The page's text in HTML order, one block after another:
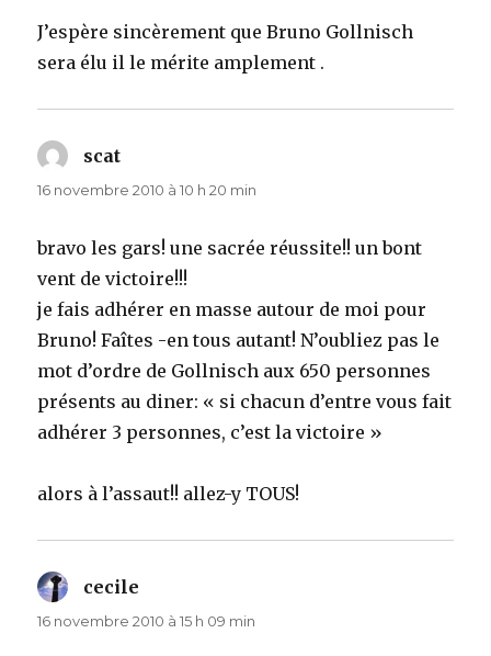
J’espère sincèrement que Bruno Gollnisch
sera élu il le mérite amplement .
scat
16 novembre 2010 à 10 h 20 min
bravo les gars! une sacrée réussite!! un bont
vent de victoire!!!
je fais adhérer en masse autour de moi pour
Bruno! Faîtes -en tous autant! N’oubliez pas le
mot d’ordre de Gollnisch aux 650 personnes
présents au diner: « si chacun d’entre vous fait
adhérer 3 personnes, c’est la victoire »
alors à l’assaut!! allez-y TOUS!
cecile
16 novembre 2010 à 15 h 09 min